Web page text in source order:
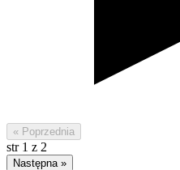
« Poprzednia
str 1 z 2
Następna »